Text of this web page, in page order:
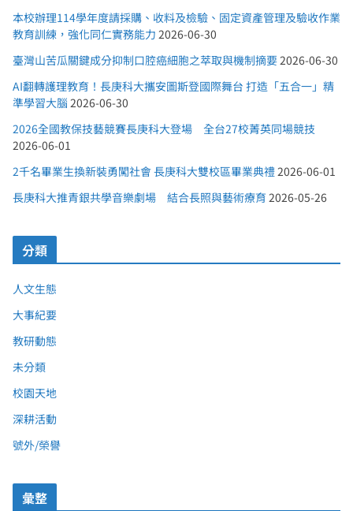
本校辦理114學年度請採購、收料及檢驗、固定資產管理及驗收作業
教育訓練，強化同仁實務能力 2026-06-30
臺灣山苦瓜關鍵成分抑制口腔癌細胞之萃取與機制摘要 2026-06-30
AI翻轉護理教育！長庚科大攜安圖斯登國際舞台 打造「五合一」精
準學習大腦 2026-06-30
2026全國教保技藝競賽長庚科大登場 全台27校菁英同場競技
2026-06-01
2千名畢業生換新裝勇闖社會 長庚科大雙校區畢業典禮 2026-06-01
長庚科大推青銀共學音樂劇場 結合長照與藝術療育 2026-05-26
分類
人文生態
大事紀要
教研動態
未分類
校園天地
深耕活動
號外/榮譽
彙整